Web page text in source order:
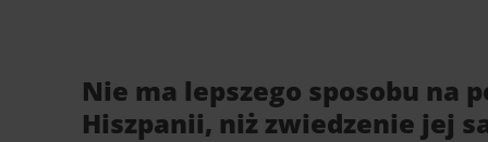
Nie ma lepszego sposobu na
Hiszpanii, niż zwiedzenie jej